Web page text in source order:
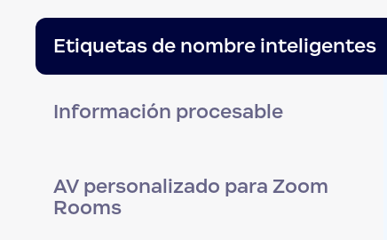
Etiquetas de nombre inteligentes
Información procesable
AV personalizado para Zoom
Rooms